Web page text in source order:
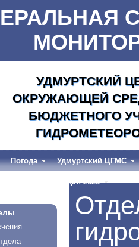
УДМУРТСКИЙ
ОКРУЖАЮЩЕЙ
БЮДЖЕТНОГО
Погода Удмуртский ЦГМС
дождевые паводки-2026